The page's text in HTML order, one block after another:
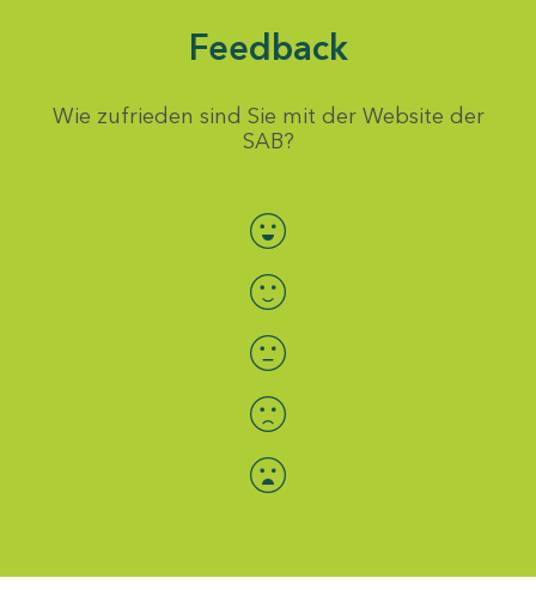
Feedback
Wie zufrieden sind Sie mit der Website der
SAB?
Bewertung auswählen